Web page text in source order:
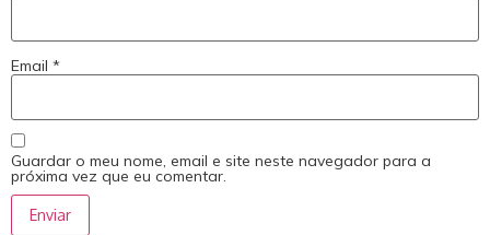
Email *
Guardar o meu nome, email e site neste navegador para a
próxima vez que eu comentar.